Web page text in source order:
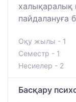
халықаралық
пайдалануға
Оқу жылы - 1
Семестр - 1
Несиелер - 2
Басқару